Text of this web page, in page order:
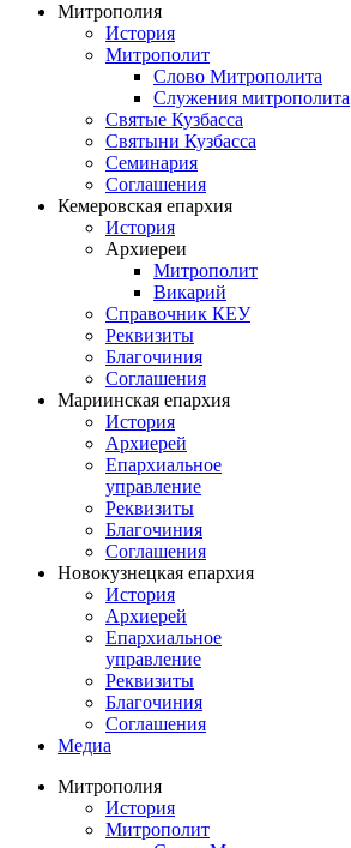
Митрополия
История
Митрополит
Слово Митрополита
Служения митрополита
Святые Кузбасса
Святыни Кузбасса
Семинария
Соглашения
Кемеровская епархия
История
Архиереи
Митрополит
Викарий
Справочник КЕУ
Реквизиты
Благочиния
Соглашения
Мариинская епархия
История
Архиерей
Епархиальное
управление
Реквизиты
Благочиния
Соглашения
Новокузнецкая епархия
История
Архиерей
Епархиальное
управление
Реквизиты
Благочиния
Соглашения
Медиа
Митрополия
История
Митрополит